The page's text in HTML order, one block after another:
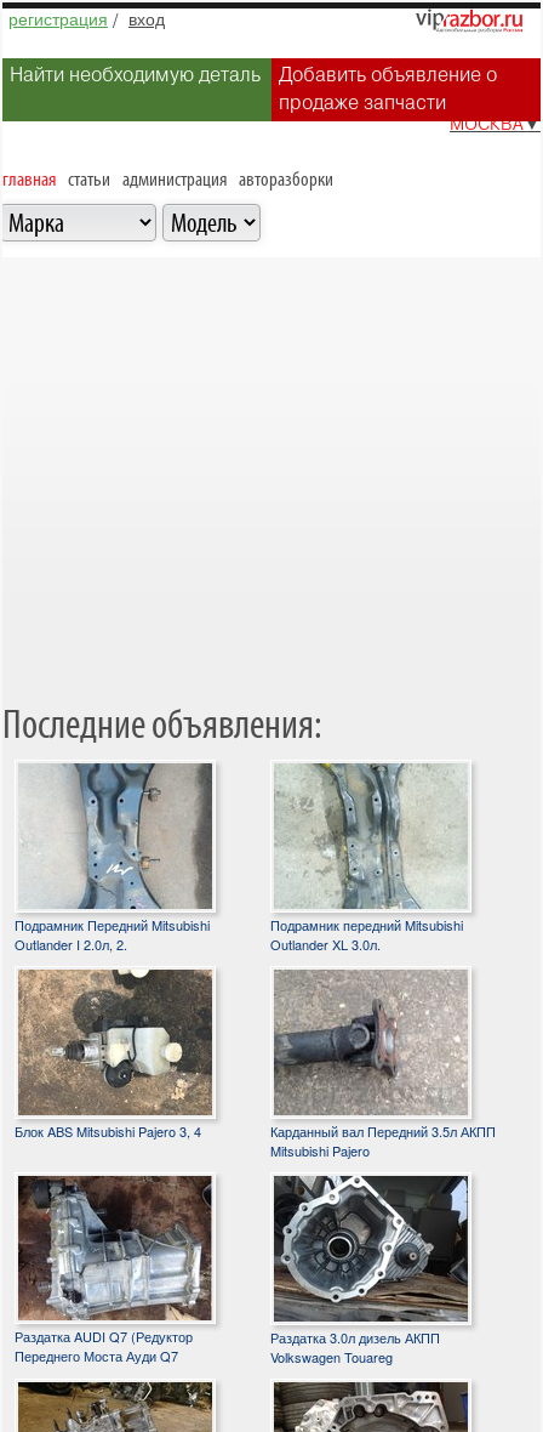
регистрация / вход
Найти необходимую деталь
Добавить объявление о
продаже запчасти
МОСКВА▼
главная статьи администрация авторазборки
Последние объявления:
Подрамник Передний Mitsubishi
Outlander I 2.0л, 2.
Подрамник передний Mitsubishi
Outlander XL 3.0л.
Блок ABS Mitsubishi Pajero 3, 4
Карданный вал Передний 3.5л АКПП
Mitsubishi Pajero
Раздатка AUDI Q7 (Редуктор
Переднего Моста Ауди Q7
Раздатка 3.0л дизель АКПП
Volkswagen Touareg